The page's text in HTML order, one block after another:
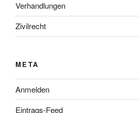
Verhandlungen
Zivilrecht
META
Anmelden
Eintrags-Feed